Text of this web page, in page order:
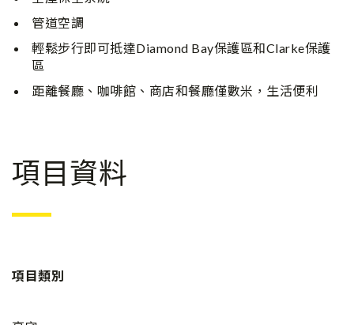
管道空調
輕鬆步行即可抵達Diamond Bay保護區和Clarke保護
區
距離餐廳、咖啡館、商店和餐廳僅數米，生活便利
項目資料
項目類別